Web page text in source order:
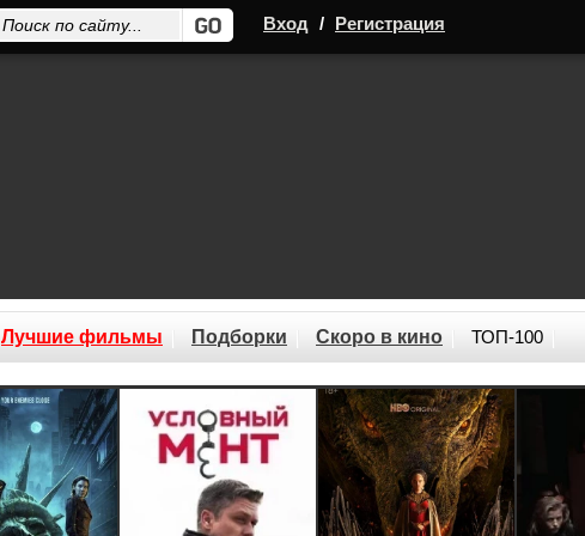
Вход / Регистрация
Лучшие фильмы Подборки Скоро в кино ТОП-100